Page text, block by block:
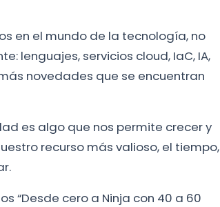
en el mundo de la tecnología, no
lenguajes, servicios cloud, IaC, IA,
novedades que se encuentran
es algo que nos permite crecer y
recurso más valioso, el tiempo,
“Desde cero a Ninja con 40 a 60